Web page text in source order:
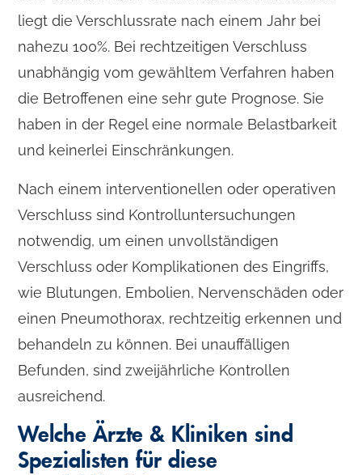
liegt die Verschlussrate nach einem Jahr bei
nahezu 100%. Bei rechtzeitigen Verschluss
unabhängig vom gewähltem Verfahren haben
die Betroffenen eine sehr gute Prognose. Sie
haben in der Regel eine normale Belastbarkeit
und keinerlei Einschränkungen.
Nach einem interventionellen oder operativen
Verschluss sind Kontrolluntersuchungen
notwendig, um einen unvollständigen
Verschluss oder Komplikationen des Eingriffs,
wie Blutungen, Embolien, Nervenschäden oder
einen Pneumothorax, rechtzeitig erkennen und
behandeln zu können. Bei unauffälligen
Befunden, sind zweijährliche Kontrollen
ausreichend.
Welche Ärzte & Kliniken sind
Spezialisten für diese